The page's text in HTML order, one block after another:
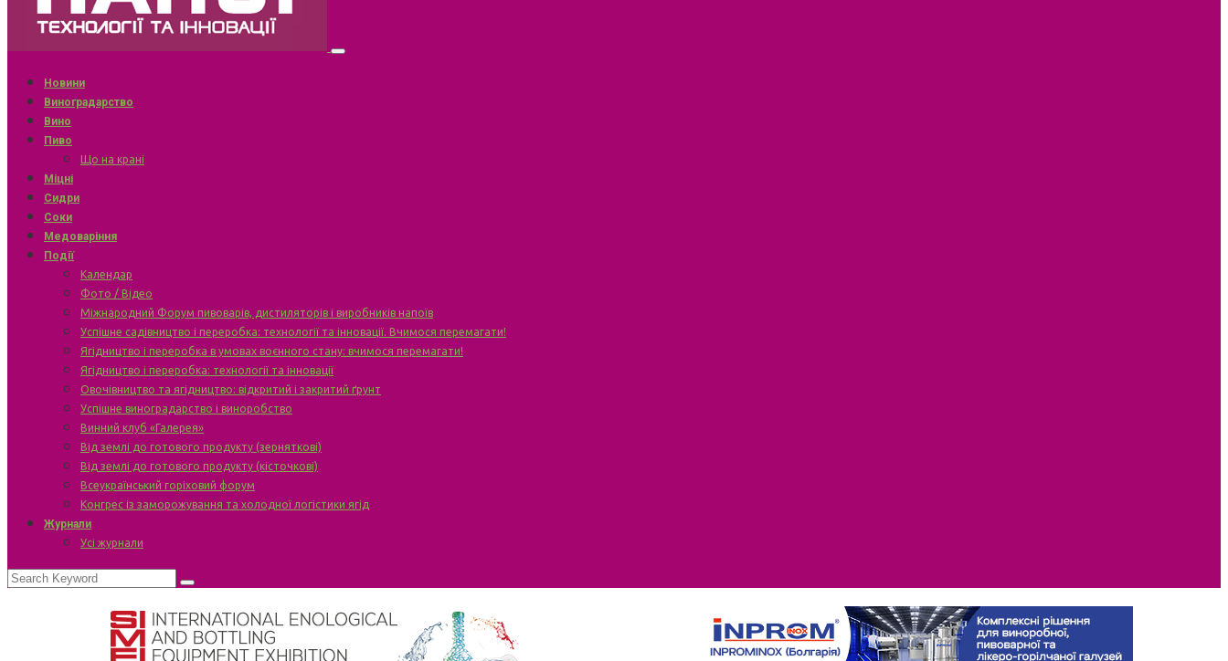
Новини
Виноградарство
Вино
Пиво
Що на крані
Міцні
Сидри
Соки
Медоваріння
Події
Календар
Фото / Відео
Міжнародний Форум пивоварів, дистиляторів і виробників напоїв
Успішне садівництво і переробка: технології та інновації. Вчимося перемагати!
Ягідництво і переробка в умовах воєнного стану: вчимося перемагати!
Ягідництво і переробка: технології та інновації
Овочівництво та ягідництво: відкритий і закритий ґрунт
Успішне виноградарство і виноробство
Винний клуб «Галерея»
Від землі до готового продукту (зерняткові)
Від землі до готового продукту (кісточкові)
Всеукраїнський горіховий форум
Конгрес із заморожування та холодної логістики ягід
Журнали
Усі журнали